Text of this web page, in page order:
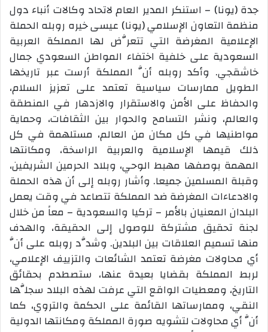
جدة (يونا) – استنكر المدير العام لاتحاد وكالات أنباء دول
منظمة التعاون الإسلامي (يونا) عيسى خيره روبله الحملة
الإعلامية المغرضة التي تتعرَّض لها المملكة العربية
السعودية على خلفية اختفاء المواطن السعودي جمال
خاشقجي. وأكد روبله أنَّ المملكة أرست عبر تاريخها
الطويل ممارسات سياسية تعتمد على تعزيز السلام،
والحفاظ على الأمن والاستقرار والازدهار في المنطقة
والعالم، ونشر التسامح والحوار بين الثقافات، وحماية
مواطنيها في كل مكان من العالم، مستلهمة في كل
ذلك قيمها الإسلامية والعربية الراسخة، ومكانتها
المهمة بوصفها مهبط الوحي، وبلاد الحرمين الشريفين،
وقبلة المسلمين جميعا. وأشار روبله إلى أن هذه الحملة
والادعاءات المغرضة ضد المملكة تتصاعد في وقت يعمل
البلدان المعنيان بالأمر – تركيا والسعودية – معاً من خلال
لجنة تحقيق مشتركة للوصول إلى الحقيقة، والهدف
منها تسميم العلاقات بين البلدين. وشدَّد روبله على أنَّ
أي محاولات مغرضة تعتمد الشائعات والتزييف الإعلامي،
لربط المملكة بقضايا بعيدة عنها، ستصطدم بحقائق
التاريخ، ومعطيات الواقع التي عرفت لهذه البلاد سجلَّها
النقي، وممارساتها القائمة على الحكمة والتروي، كما
أنَّ أي محاولات لتشويه صورة المملكة ومكانتها الدولية